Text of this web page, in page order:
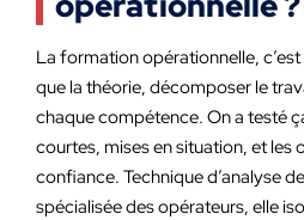
La formation opérationnelle,
que la théorie, décomposer le
chaque compétence. On a testé
courtes, mises en situation, et les
confiance. Technique d’analyse
spécialisée des opérateurs, elle